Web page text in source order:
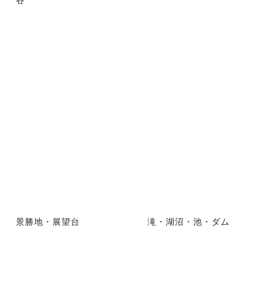
景勝地・展望台 滝・湖沼・池・ダム